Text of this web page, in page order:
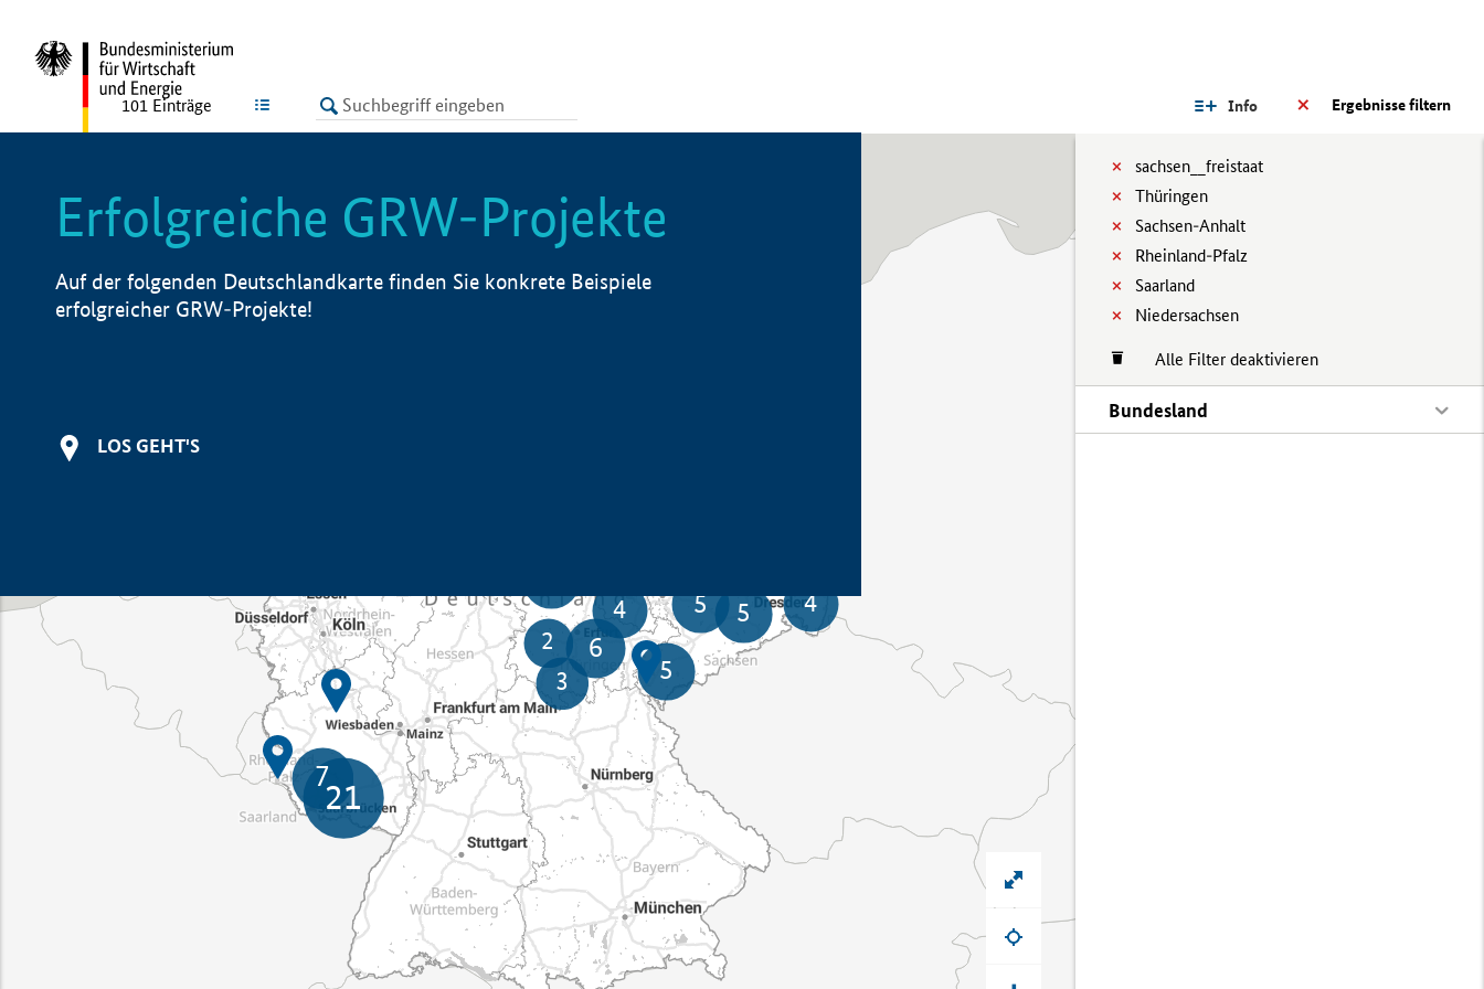
LISTE Ergebnisse filtern
Info
sachsen__freistaat
Thüringen
Sachsen-Anhalt
Rheinland-Pfalz
Saarland
Niedersachsen
Alle Filter deaktivieren
Bundesland
101 Einträge
Erfolgreiche GRW-Projekte
Auf der folgenden Deutschlandkarte finden Sie konkrete Beispiele
erfolgreicher GRW-Projekte!
LOS GEHT'S